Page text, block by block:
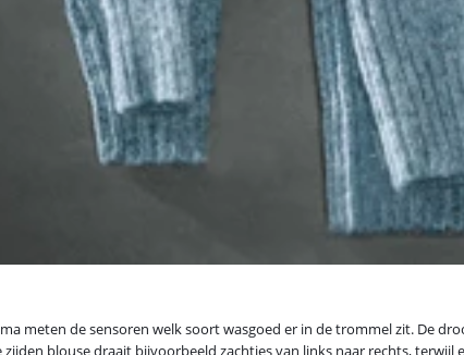
meten de sensoren welk soort wasgoed er in de trommel zit. De
blouse draait bijvoorbeeld zachtjes van links naar rechts,